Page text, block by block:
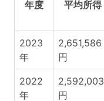
年度 平均所得
2023
年
2,651,586
円
2022
年
2,592,003
円